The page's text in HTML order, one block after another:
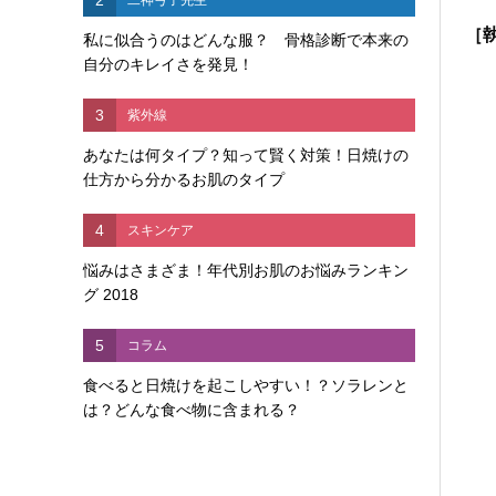
［
私に似合うのはどんな服？ 骨格診断で本来の
自分のキレイさを発見！
3 紫外線
あなたは何タイプ？知って賢く対策！日焼けの
仕方から分かるお肌のタイプ
4 スキンケア
悩みはさまざま！年代別お肌のお悩みランキン
グ 2018
5 コラム
食べると日焼けを起こしやすい！？ソラレンと
は？どんな食べ物に含まれる？